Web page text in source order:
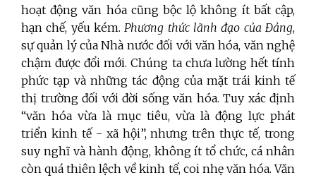
hoạt động văn hóa cũng bộc lộ không ít bất cập,
hạn chế, yếu kém. Phương thức lãnh đạo của Đảng,
sự quản lý của Nhà nước đối với văn hóa, văn nghệ
chậm được đổi mới. Chúng ta chưa lường hết tính
phức tạp và những tác động của mặt trái kinh tế
thị trường đối với đời sống văn hóa. Tuy xác định
“văn hóa vừa là mục tiêu, vừa là động lực phát
triển kinh tế - xã hội”, nhưng trên thực tế, trong
suy nghĩ và hành động, không ít tổ chức, cá nhân
còn quá thiên lệch về kinh tế, coi nhẹ văn hóa. Văn